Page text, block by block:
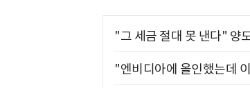
"그 세금 절대 못 낸다" 양
"엔비디아에 올인했는데